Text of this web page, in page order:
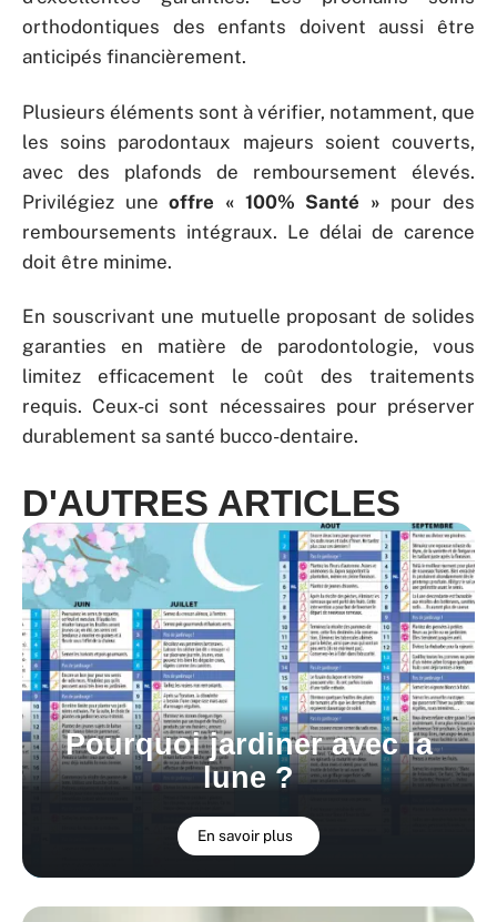
orthodontiques des enfants doivent aussi être
anticipés financièrement.
Plusieurs éléments sont à vérifier, notamment, que
les soins parodontaux majeurs soient couverts,
avec des plafonds de remboursement élevés.
Privilégiez uneoffre « 100% Santé » pour des
remboursements intégraux. Le délai de carence
doit être minime.
En souscrivant une mutuelle proposant de solides
garanties en matière de parodontologie, vous
limitez efficacement le coût des traitements
requis. Ceux-ci sont nécessaires pour préserver
durablement sa santé bucco-dentaire.
D'AUTRES ARTICLES
Pourquoi jardiner avec la
lune ?
En savoir plus